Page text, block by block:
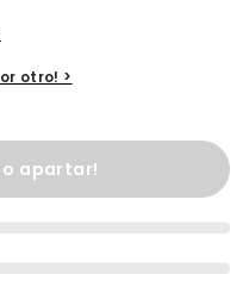
otro! >
o apartar!